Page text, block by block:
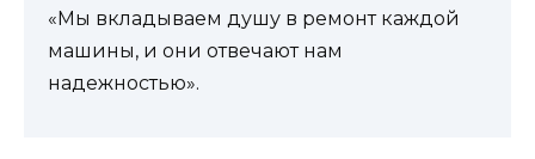
«Мы вкладываем душу в ремонт каждой
машины, и они отвечают нам
надежностью».